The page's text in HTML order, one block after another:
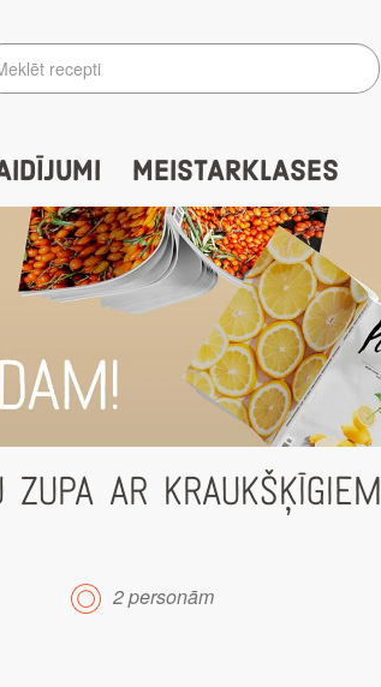
MEISTARKLASES
AR KRAUKŠĶĪGIEM
2 personām